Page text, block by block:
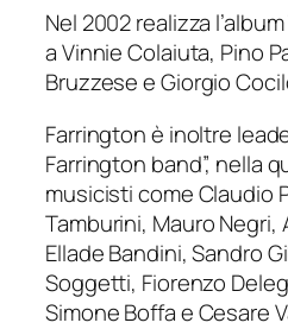
Nel 2002 realizza
a Vinnie Colaiuta, Pino
Bruzzese e Giorgio
Farrington è inoltre
Farrington band”, nella
musicisti come Claudio
Tamburini, Mauro Negri,
Ellade Bandini, Sandro
Soggetti, Fiorenzo
Simone Boffa e Cesare